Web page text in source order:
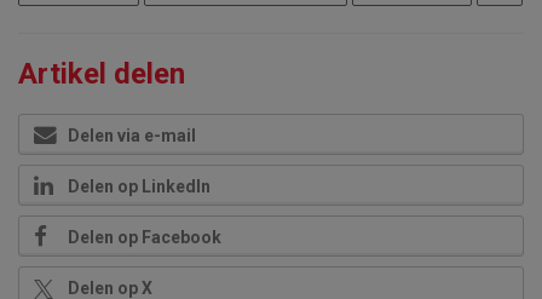
Artikel delen
Delen via e-mail
Delen op LinkedIn
Delen op Facebook
Delen op X